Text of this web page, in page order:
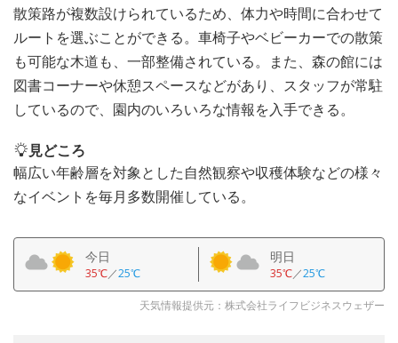
散策路が複数設けられているため、体力や時間に合わせて
ルートを選ぶことができる。車椅子やベビーカーでの散策
も可能な木道も、一部整備されている。また、森の館には
図書コーナーや休憩スペースなどがあり、スタッフが常駐
しているので、園内のいろいろな情報を入手できる。
見どころ
幅広い年齢層を対象とした自然観察や収穫体験などの様々
なイベントを毎月多数開催している。
今日
35℃／25℃
明日
35℃／25℃
天気情報提供元：株式会社ライフビジネスウェザー